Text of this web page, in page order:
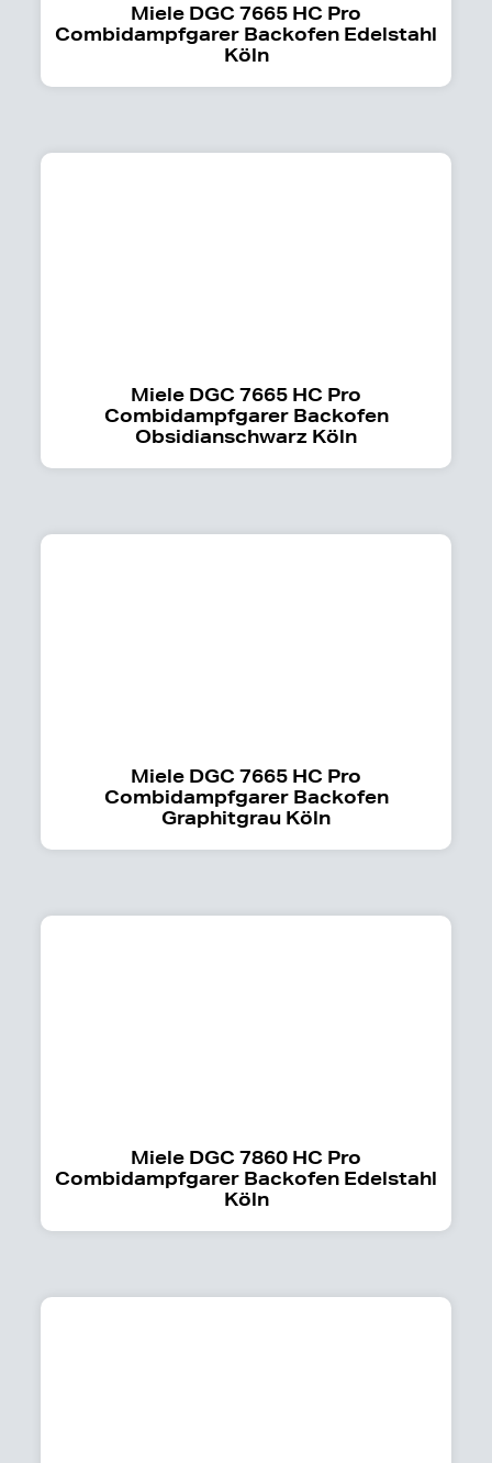
Miele DGC 7665 HC Pro
Combidampfgarer Backofen Edelstahl
Köln
Miele DGC 7665 HC Pro
Combidampfgarer Backofen
Obsidianschwarz Köln
Miele DGC 7665 HC Pro
Combidampfgarer Backofen
Graphitgrau Köln
Miele DGC 7860 HC Pro
Combidampfgarer Backofen Edelstahl
Köln